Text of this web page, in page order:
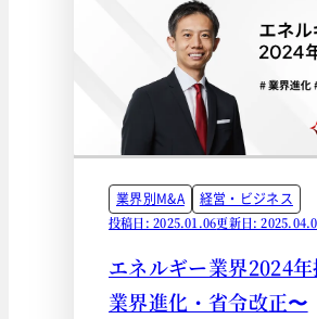
業界別M&A 経営・ビジネス
投稿日: 2025.01.06更新日:
エネルギー業界2024
業界進化・省令改正〜